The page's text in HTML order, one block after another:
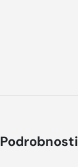
Podrobnosti